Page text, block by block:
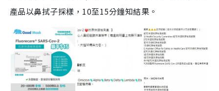
產品以鼻拭子採樣，10至15分鐘知結果。